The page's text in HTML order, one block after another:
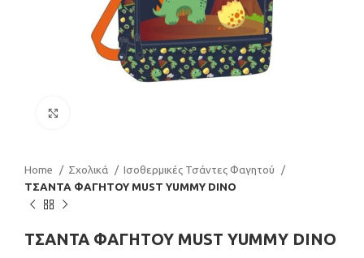
Home Σχολικά
Ισοθερμικές Τσάντες Φαγητού
ΤΣΑΝΤΑ ΦΑΓΗΤΟΥ MUST YUMMY DINO
ΤΣΑΝΤΑ ΦΑΓΗΤΟΥ MUST YUMMY DINO